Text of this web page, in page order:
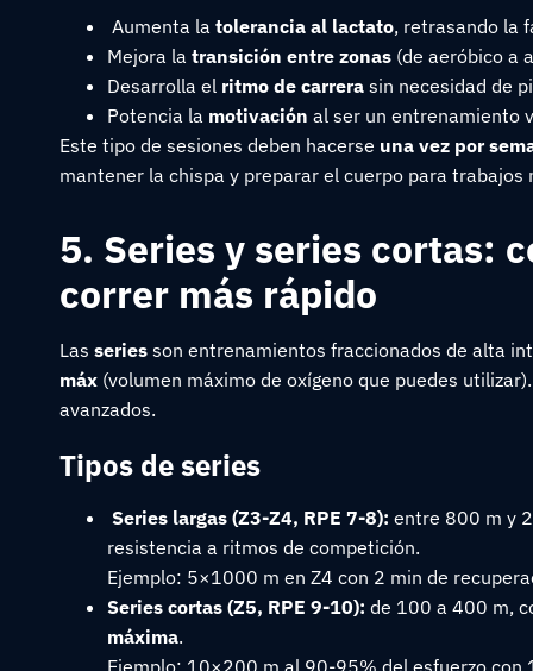
Aumenta la tolerancia al lactato, retrasando la
Mejora la transición entre zonas (de aeróbico a
Desarrolla el ritmo de carrera sin necesidad de
Potencia la motivación al ser un entrenamiento
Este tipo de sesiones deben hacerse una vez por
mantener la chispa y preparar el cuerpo para trabajos
5. Series y series cortas:
correr más rápido
Las series son entrenamientos fraccionados de alta
máx (volumen máximo de oxígeno que puedes
avanzados.
Tipos de series
Series largas (Z3-Z4, RPE 7-8): entre 800 m y
resistencia a ritmos de competición.
Ejemplo: 5×1000 m en Z4 con 2 min de
Series cortas (Z5, RPE 9-10): de 100 a 400 m,
máxima.
Ejemplo: 10×200 m al 90-95% del esfuerzo con